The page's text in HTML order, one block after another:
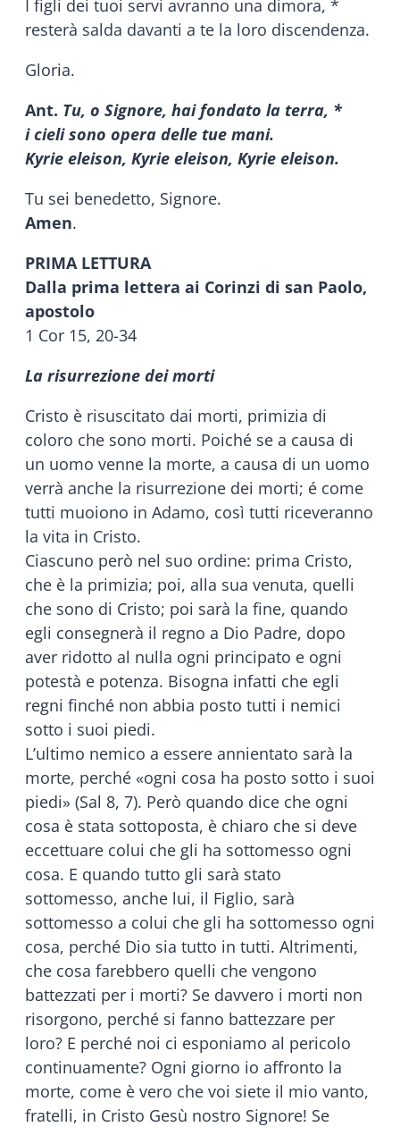
I figli dei tuoi servi avranno una dimora, *
resterà salda davanti a te la loro discendenza.
Gloria.
Ant. Tu, o Signore, hai fondato la terra, *
i cieli sono opera delle tue mani.
Kyrie eleison, Kyrie eleison, Kyrie eleison.
Tu sei benedetto, Signore.
Amen.
PRIMA LETTURA
Dalla prima lettera ai Corinzi di san Paolo,
apostolo
1 Cor 15, 20-34
La risurrezione dei morti
Cristo è risuscitato dai morti, primizia di
coloro che sono morti. Poiché se a causa di
un uomo venne la morte, a causa di un uomo
verrà anche la risurrezione dei morti; é come
tutti muoiono in Adamo, così tutti riceveranno
la vita in Cristo.
Ciascuno però nel suo ordine: prima Cristo,
che è la primizia; poi, alla sua venuta, quelli
che sono di Cristo; poi sarà la fine, quando
egli consegnerà il regno a Dio Padre, dopo
aver ridotto al nulla ogni principato e ogni
potestà e potenza. Bisogna infatti che egli
regni finché non abbia posto tutti i nemici
sotto i suoi piedi.
L’ultimo nemico a essere annientato sarà la
morte, perché «ogni cosa ha posto sotto i suoi
piedi» (Sal 8, 7). Però quando dice che ogni
cosa è stata sottoposta, è chiaro che si deve
eccettuare colui che gli ha sottomesso ogni
cosa. E quando tutto gli sarà stato
sottomesso, anche lui, il Figlio, sarà
sottomesso a colui che gli ha sottomesso ogni
cosa, perché Dio sia tutto in tutti. Altrimenti,
che cosa farebbero quelli che vengono
battezzati per i morti? Se davvero i morti non
risorgono, perché si fanno battezzare per
loro? E perché noi ci esponiamo al pericolo
continuamente? Ogni giorno io affronto la
morte, come è vero che voi siete il mio vanto,
fratelli, in Cristo Gesù nostro Signore! Se